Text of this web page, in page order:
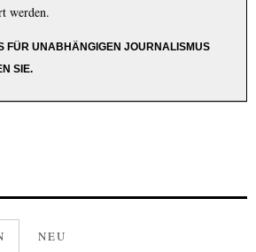
werden.
FÜR UNABHÄNGIGEN JOURNALISMUS
SIE.
NEU